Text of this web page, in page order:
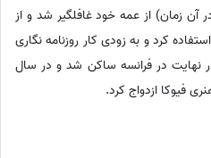
پول در آن زمان) از عمه خود غافلگیر شد و از
کرد و به زودی کار روزنامه نگاری
نهایت در فرانسه ساکن شد و در سال